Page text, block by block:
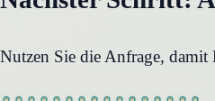
Nutzen Sie die Anfrage,